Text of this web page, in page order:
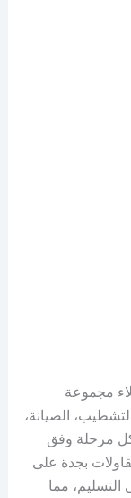
مجموعة
الصيانة،
كل مرحلة وفق
بجدة على
التسليم، مما